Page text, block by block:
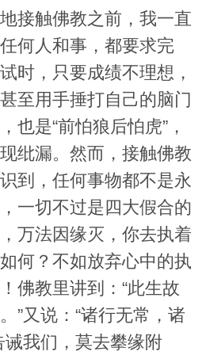
接触佛教之前，我一直
何人和事，都要求完
时，只要成绩不理想，
至用手捶打自己的脑门
也是“前怕狼后怕虎”，
纰漏。然而，接触佛教
到，任何事物都不是永
一切不过是四大假合的
万法因缘灭，你去执着
何？不如放弃心中的执
佛教里讲到：“此生故
”又说：“诸行无常，诸
诫我们，莫去攀缘附